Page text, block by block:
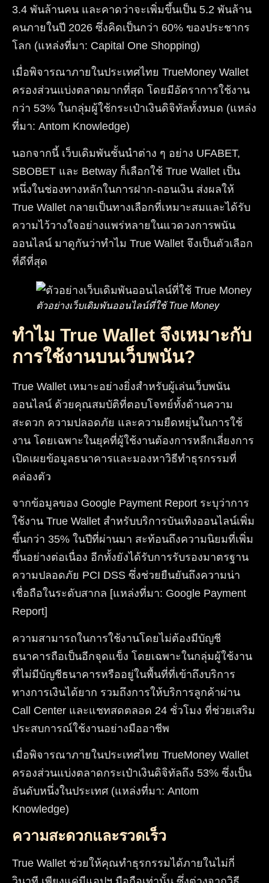
3.4 พันล้านคน และคาดว่าจะเพิ่มขึ้นเป็น 5.2 พันล้าน
คนภายในปี 2026 ซึ่งคิดเป็นกว่า 60% ของประชากร
โลก (แหล่งที่มา: Capital One Shopping)
เมื่อพิจารณาภายในประเทศไทย TrueMoney Wallet
ครองส่วนแบ่งตลาดมากที่สุด โดยมีอัตราการใช้งาน
กว่า 53% ในกลุ่มผู้ใช้กระเป๋าเงินดิจิทัลทั้งหมด (แหล่ง
ที่มา: Antom Knowledge)
นอกจากนี้ เว็บเดิมพันชั้นนำต่าง ๆ อย่าง UFABET,
SBOBET และ Betway ก็เลือกใช้ True Wallet เป็น
หนึ่งในช่องทางหลักในการฝาก-ถอนเงิน ส่งผลให้
True Wallet กลายเป็นทางเลือกที่เหมาะสมและได้รับ
ความไว้วางใจอย่างแพร่หลายในแวดวงการพนัน
ออนไลน์ มาดูกันว่าทำไม True Wallet จึงเป็นตัวเลือก
ที่ดีที่สุด
ตัวอย่างเว็บเดิมพันออนไลน์ที่ใช้ True Money
ทำไม True Wallet จึงเหมาะกับ
การใช้งานบนเว็บพนัน?
True Wallet เหมาะอย่างยิ่งสำหรับผู้เล่นเว็บพนัน
ออนไลน์ ด้วยคุณสมบัติที่ตอบโจทย์ทั้งด้านความ
สะดวก ความปลอดภัย และความยืดหยุ่นในการใช้
งาน โดยเฉพาะในยุคที่ผู้ใช้งานต้องการหลีกเลี่ยงการ
เปิดเผยข้อมูลธนาคารและมองหาวิธีทำธุรกรรมที่
คล่องตัว
จากข้อมูลของ Google Payment Report ระบุว่าการ
ใช้งาน True Wallet สำหรับบริการบันเทิงออนไลน์เพิ่ม
ขึ้นกว่า 35% ในปีที่ผ่านมา สะท้อนถึงความนิยมที่เพิ่ม
ขึ้นอย่างต่อเนื่อง อีกทั้งยังได้รับการรับรองมาตรฐาน
ความปลอดภัย PCI DSS ซึ่งช่วยยืนยันถึงความน่า
เชื่อถือในระดับสากล [แหล่งที่มา: Google Payment
Report]
ความสามารถในการใช้งานโดยไม่ต้องมีบัญชี
ธนาคารถือเป็นอีกจุดแข็ง โดยเฉพาะในกลุ่มผู้ใช้งาน
ที่ไม่มีบัญชีธนาคารหรืออยู่ในพื้นที่ที่เข้าถึงบริการ
ทางการเงินได้ยาก รวมถึงการให้บริการลูกค้าผ่าน
Call Center และแชทสดตลอด 24 ชั่วโมง ที่ช่วยเสริม
ประสบการณ์ใช้งานอย่างมืออาชีพ
เมื่อพิจารณาภายในประเทศไทย TrueMoney Wallet
ครองส่วนแบ่งตลาดกระเป๋าเงินดิจิทัลถึง 53% ซึ่งเป็น
อันดับหนึ่งในประเทศ (แหล่งที่มา: Antom
Knowledge)
ความสะดวกและรวดเร็ว
True Wallet ช่วยให้คุณทำธุรกรรมได้ภายในไม่กี่